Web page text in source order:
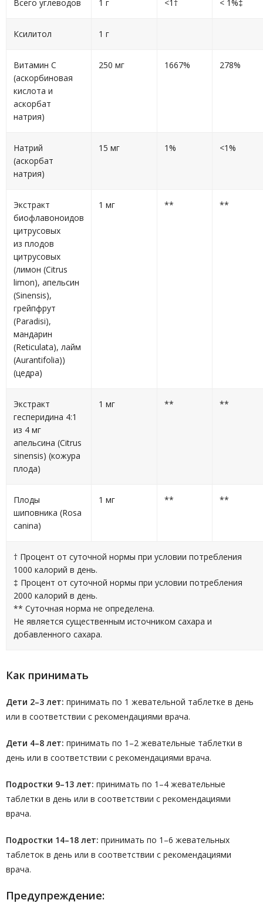
Всего углеводов 1 г <1† < 1%‡
Ксилитол 1 г
Витамин C
(аскорбиновая
кислота и
аскорбат
натрия)
250 мг 1667% 278%
Натрий
(аскорбат
натрия)
15 мг 1% <1%
Экстракт
биофлавоноидов
цитрусовых
из плодов
цитрусовых
(лимон (Citrus
limon), апельсин
(Sinensis),
грейпфрут
(Paradisi),
мандарин
(Reticulata), лайм
(Aurantifolia))
(цедра)
1 мг ** **
Экстракт
гесперидина 4:1
из 4 мг
апельсина (Citrus
sinensis) (кожура
плода)
1 мг ** **
Плоды
шиповника (Rosa
canina)
1 мг ** **
† Процент от суточной нормы при условии потребления
1000 калорий в день.
‡ Процент от суточной нормы при условии потребления
2000 калорий в день.
** Суточная норма не определена.
Не является существенным источником сахара и
добавленного сахара.
Как принимать
Дети 2–3 лет: принимать по 1 жевательной таблетке в день
или в соответствии с рекомендациями врача.
Дети 4–8 лет: принимать по 1–2 жевательные таблетки в
день или в соответствии с рекомендациями врача.
Подростки 9–13 лет: принимать по 1–4 жевательные
таблетки в день или в соответствии с рекомендациями
врача.
Подростки 14–18 лет: принимать по 1–6 жевательных
таблеток в день или в соответствии с рекомендациями
врача.
Предупреждение: